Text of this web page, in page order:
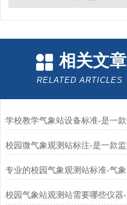
相关文章
RELATED ARTICLES